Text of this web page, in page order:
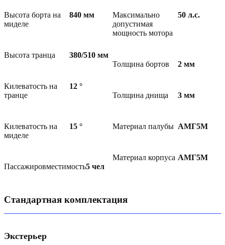
Высота борта на
миделе
840 мм
Высота транца 380/510 мм
Килеватость на
транце
12 °
Килеватость на
миделе
15 °
Пассажировместимость5 чел
Максимально
допустимая
мощность мотора
50 л.с.
Толщина бортов 2 мм
Толщина днища 3 мм
Материал палубы АМГ5М
Материал корпуса АМГ5М
Стандартная комплектация
Экстерьер